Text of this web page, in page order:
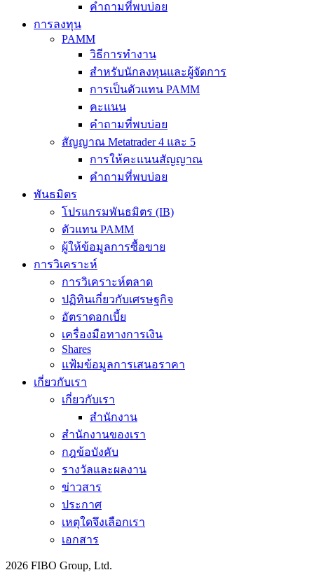
คำถามที่พบบ่อย
การลงทุน
PAMM
วิธีการทำงาน
สำหรับนักลงทุนและผู้จัดการ
การเป็นตัวแทน PAMM
คะแนน
คำถามที่พบบ่อย
สัญญาณ Metatrader 4 และ 5
การให้คะแนนสัญญาณ
คำถามที่พบบ่อย
พันธมิตร
โปรแกรมพันธมิตร (IB)
ตัวแทน PAMM
ผู้ให้ข้อมูลการซื้อขาย
การวิเคราะห์
การวิเคราะห์ตลาด
ปฏิทินเกี่ยวกับเศรษฐกิจ
อัตราดอกเบี้ย
เครื่องมือทางการเงิน
Shares
แฟ้มข้อมูลการเสนอราคา
เกี่ยวกับเรา
เกี่ยวกับเรา
สำนักงาน
สำนักงานของเรา
กฎข้อบังคับ
รางวัลและผลงาน
ข่าวสาร
ประกาศ
เหตุใดจึงเลือกเรา
เอกสาร
2026 FIBO Group, Ltd.